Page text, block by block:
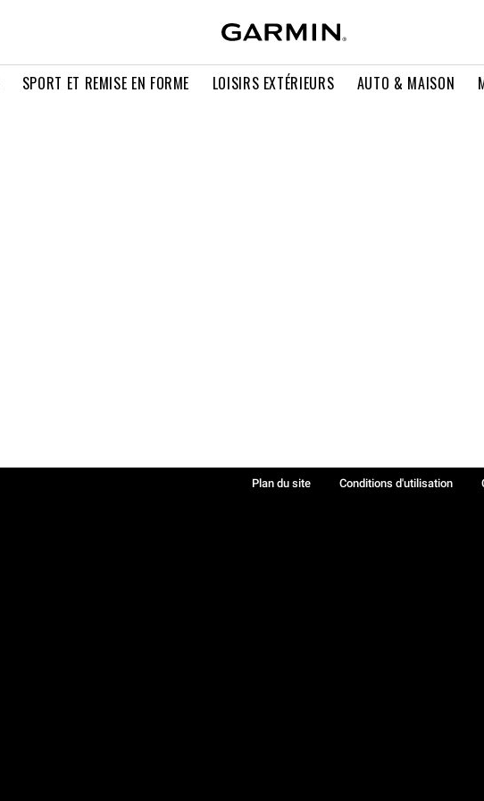
SPORT ET REMISE EN FORME LOISIRS EXTÉRIEURS AUTO & MAISON
Plan du site Conditions d'utilisation